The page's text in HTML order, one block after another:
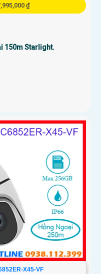
₫
150m Starlight.
X45-VF